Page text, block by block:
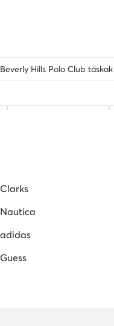
Beverly Hills Polo Club táskak
Clarks
Nautica
adidas
Guess